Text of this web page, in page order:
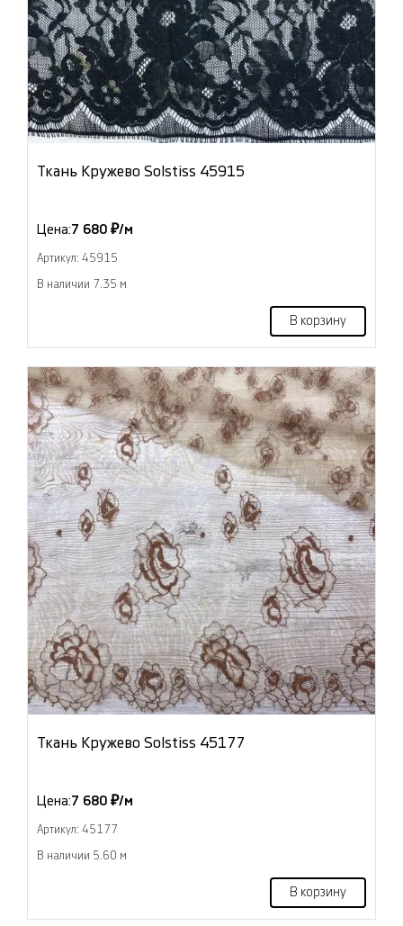
Ткань Кружево Solstiss 45915
Цена:7 680 ₽/м
Артикул: 45915
В наличии 7.35 м
В корзину
Ткань Кружево Solstiss 45177
Цена:7 680 ₽/м
Артикул: 45177
В наличии 5.60 м
В корзину